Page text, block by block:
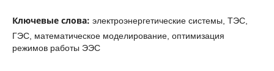
Ключевые слова: электроэнергетические системы, ТЭС,
ГЭС, математическое моделирование, оптимизация
режимов работы ЭЭС